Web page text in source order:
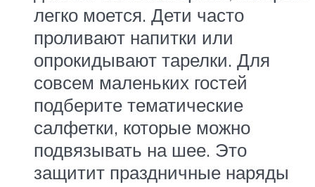
легко моется. Дети часто
проливают напитки или
опрокидывают тарелки. Для
совсем маленьких гостей
подберите тематические
салфетки, которые можно
подвязывать на шее. Это
защитит праздничные наряды